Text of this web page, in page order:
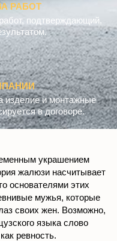
РАБОТ
подтверждающий,
изделие и монтажные
в договоре.
украшением
жалюзи насчитывает
основателями этих
мужья, которые
своих жен. Возможно,
языка слово
ревность.